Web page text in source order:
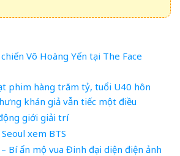
Võ Hoàng Yến tại The Face
phim hàng trăm tỷ, tuổi U40 hôn
khán giả vẫn tiếc một điều
giới giải trí
xem BTS
Bí ẩn mộ vua Đinh đại diện điện ảnh